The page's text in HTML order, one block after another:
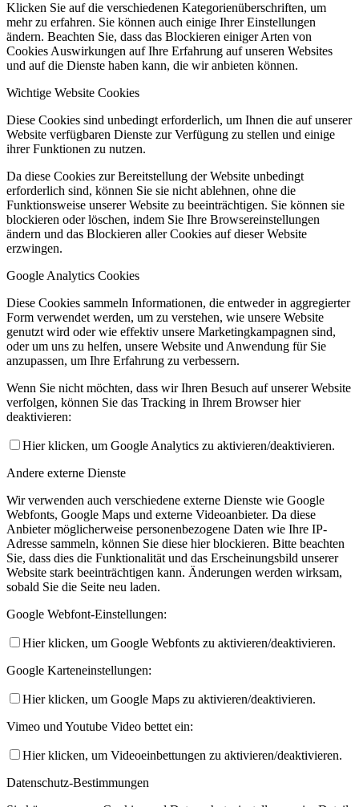
Klicken Sie auf die verschiedenen Kategorienüberschriften, um
mehr zu erfahren. Sie können auch einige Ihrer Einstellungen
ändern. Beachten Sie, dass das Blockieren einiger Arten von
Cookies Auswirkungen auf Ihre Erfahrung auf unseren Websites
und auf die Dienste haben kann, die wir anbieten können.
Wichtige Website Cookies
Diese Cookies sind unbedingt erforderlich, um Ihnen die auf unserer
Website verfügbaren Dienste zur Verfügung zu stellen und einige
ihrer Funktionen zu nutzen.
Da diese Cookies zur Bereitstellung der Website unbedingt
erforderlich sind, können Sie sie nicht ablehnen, ohne die
Funktionsweise unserer Website zu beeinträchtigen. Sie können sie
blockieren oder löschen, indem Sie Ihre Browsereinstellungen
ändern und das Blockieren aller Cookies auf dieser Website
erzwingen.
Google Analytics Cookies
Diese Cookies sammeln Informationen, die entweder in aggregierter
Form verwendet werden, um zu verstehen, wie unsere Website
genutzt wird oder wie effektiv unsere Marketingkampagnen sind,
oder um uns zu helfen, unsere Website und Anwendung für Sie
anzupassen, um Ihre Erfahrung zu verbessern.
Wenn Sie nicht möchten, dass wir Ihren Besuch auf unserer Website
verfolgen, können Sie das Tracking in Ihrem Browser hier
deaktivieren:
Hier klicken, um Google Analytics zu aktivieren/deaktivieren.
Andere externe Dienste
Wir verwenden auch verschiedene externe Dienste wie Google
Webfonts, Google Maps und externe Videoanbieter. Da diese
Anbieter möglicherweise personenbezogene Daten wie Ihre IP-
Adresse sammeln, können Sie diese hier blockieren. Bitte beachten
Sie, dass dies die Funktionalität und das Erscheinungsbild unserer
Website stark beeinträchtigen kann. Änderungen werden wirksam,
sobald Sie die Seite neu laden.
Google Webfont-Einstellungen:
Hier klicken, um Google Webfonts zu aktivieren/deaktivieren.
Google Karteneinstellungen:
Hier klicken, um Google Maps zu aktivieren/deaktivieren.
Vimeo und Youtube Video bettet ein:
Hier klicken, um Videoeinbettungen zu aktivieren/deaktivieren.
Datenschutz-Bestimmungen